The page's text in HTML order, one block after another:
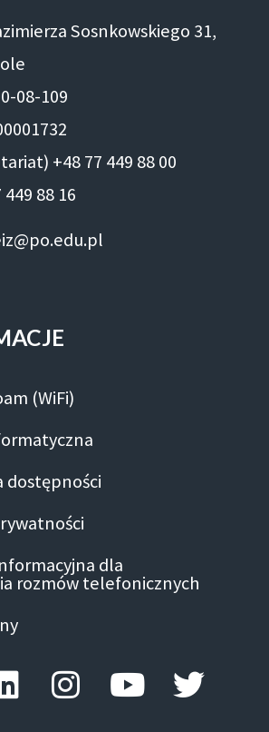
Sosnkowskiego 31,
08-109
+48 77 449 88 00
88 16
(WiFi)
dostępności
dla
rozmów telefonicznych
f
LinkedinInstagram
Youtube